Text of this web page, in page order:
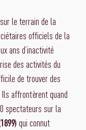
le terrain de la
officiels de la
ans d’inactivité
des activités du
de trouver des
Ils affrontèrent quand
spectateurs sur la
qui connut